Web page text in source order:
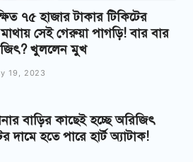
৭৫ হাজার টাকার টিকিটের
সেই গেরুয়া পাগড়ি! বার বার
খুললেন মুখ
19, 2023
বাড়ির কাছেই হচ্ছে অরিজিৎ
দামে হতে পারে হার্ট অ্যাটাক!